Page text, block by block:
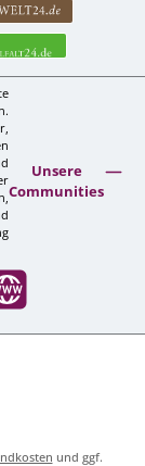
Unsere
Communities
und ggf.